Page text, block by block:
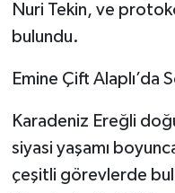
Nuri Tekin, ve
bulundu.
Emine Çift Alaplı’da
Karadeniz Ereğli
siyasi yaşamı
çeşitli görevlerde